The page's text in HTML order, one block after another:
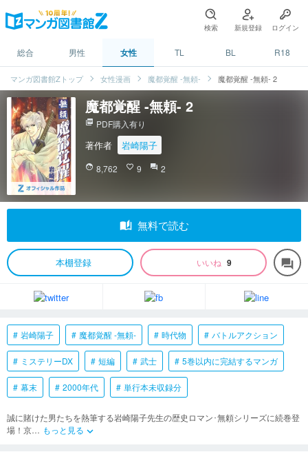
検索 新規登録 ログイン
総合 男性 女性 TL BL R18
マンガ図書館Zトップ 女性漫画 魔都覚醒 -無頼- 魔都覚醒 -無頼- 2
魔都覚醒 -無頼- 2
picture_as_pdf PDF購入有り
著作者 岩崎陽子
face 8,762 favorite_border 9 question_answer 2
auto_stories 無料で読む
本棚登録 いいね 9 forum
岩崎陽子 魔都覚醒 -無頼- 時代物 バトルアクション
ミステリーDX 短編 武士 5巻以内に完結するマンガ
幕末 2000年代 単行本未収録分
誠に賭けた男たちを熱筆する岩崎陽子先生の歴史ロマン･無頼シリーズに続巻登
場！京… もっと見る keyboard_arrow_down